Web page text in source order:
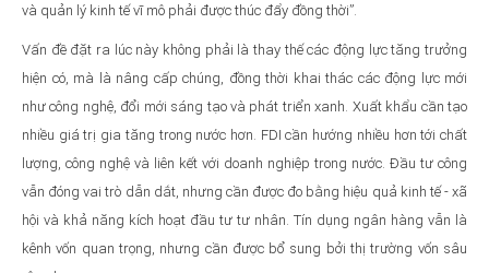
và quản lý kinh tế vĩ mô phải được thúc đẩy đồng thời”.
Vấn đề đặt ra lúc này không phải là thay thế các động lực tăng trưởng
hiện có, mà là nâng cấp chúng, đồng thời khai thác các động lực mới
như công nghệ, đổi mới sáng tạo và phát triển xanh. Xuất khẩu cần tạo
nhiều giá trị gia tăng trong nước hơn. FDI cần hướng nhiều hơn tới chất
lượng, công nghệ và liên kết với doanh nghiệp trong nước. Đầu tư công
vẫn đóng vai trò dẫn dắt, nhưng cần được đo bằng hiệu quả kinh tế - xã
hội và khả năng kích hoạt đầu tư tư nhân. Tín dụng ngân hàng vẫn là
kênh vốn quan trọng, nhưng cần được bổ sung bởi thị trường vốn sâu